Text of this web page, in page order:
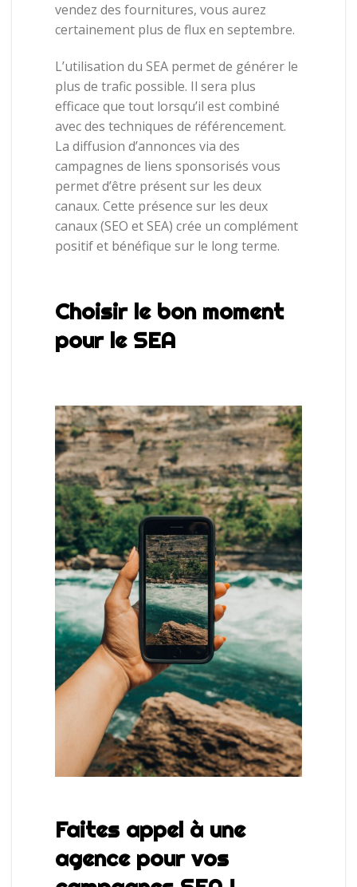
vendez des fournitures, vous aurez
certainement plus de fluxen septembre.
L’utilisation du SEA permetde générer le
plus de trafic possible. Il sera plus
efficace que tout lorsqu’il estcombiné
avecdes techniques de référencement.
La diffusion d’annonces via des
campagnes de liens sponsorisés vous
permetd’être présentsur les deux
canaux. Cette présence sur les deux
canaux(SEO etSEA) crée un complément
positifet bénéfique sur le longterme.
Choisir le bon moment
pour le SEA
Faites appel à une
agence pour vos